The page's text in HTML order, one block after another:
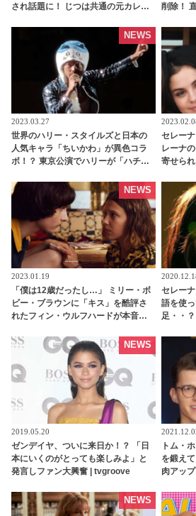
され話題に！ じつは共通の元カレが
削除！
2023.03.27
世界のハリー・スタイルズと日本の
人気キャラ「ちいかわ」が異色コラ
ボ！？ 東京公演でハリーが「ハチワ
［写真あり］ - tvgroove
NEWS
セレー
レーナ
寄せら
の」 -
2023.01.19
「僕は12歳だったし…」 ミリー・ボ
ビー・ブラウンに「キス」を酷評さ
れたフィン・ウルフハードが本音を
ス」での初々しいキスシーンをふり
返る［動画あり］ - tvgroove
NEWS
セレー
語を使
足・・
2019.05.20
ゼンデイヤ、ついに来日か！？ 「日
本にいくのがとっても楽しみよ」と
発言しファン大興奮 | tvgroove
NEWS
トム・
を鍛え
肉アッ
のトレ
NEWS